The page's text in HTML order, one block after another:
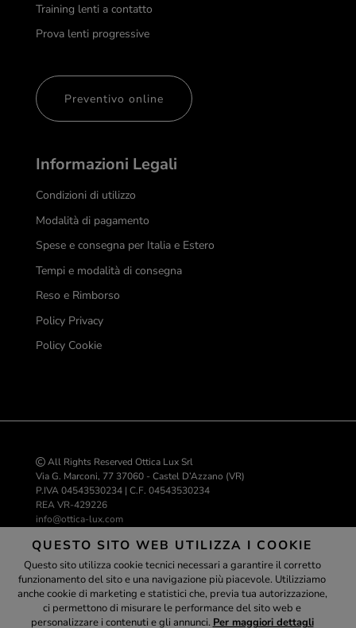
Training lenti a contatto
Prova lenti progressive
Preventivo online
Informazioni Legali
Condizioni di utilizzo
Modalità di pagamento
Spese e consegna per Italia e Estero
Tempi e modalità di consegna
Reso e Rimborso
Policy Privacy
Policy Cookie
All Rights Reserved Ottica Lux Srl
Via G. Marconi, 77 37060 - Castel D’Azzano (VR)
P.IVA 04543530234 | C.F. 04543530234
REA VR-429226
info@ottica-lux.com
Realizzazione e-commerce Colombo 3000
Assistente
ottica-lux.it
QUESTO SITO WEB UTILIZZA I COOKIE
Questo sito utilizza cookie tecnici necessari a garantire il corretto
funzionamento del sito e una navigazione più piacevole. Utilizziamo
anche cookie di marketing e statistici che, previa tua autorizzazione,
ci permettono di misurare le performance del sito web e
personalizzare i contenuti e gli annunci. Per maggiori dettagli